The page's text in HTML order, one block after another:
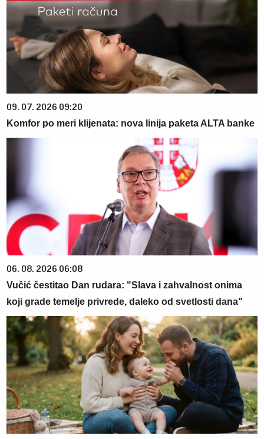
09. 07. 2026 09:20
Komfor po meri klijenata: nova linija paketa ALTA banke
06. 08. 2026 06:08
Vučić čestitao Dan rudara: "Slava i zahvalnost onima
koji grade temelje privrede, daleko od svetlosti dana"